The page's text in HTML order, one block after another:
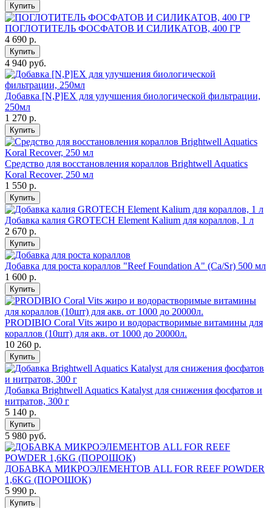
Купить
ПОГЛОТИТЕЛЬ ФОСФАТОВ И СИЛИКАТОВ, 400 ГР
4 690 р.
Купить
4 940 руб.
Добавка [N,P]EX для улучшения биологической фильтрации,
250мл
1 270 р.
Купить
Средство для восстановления кораллов Brightwell Aquatics
Koral Recover, 250 мл
1 550 р.
Купить
Добавка калия GROTECH Element Kalium для кораллов, 1 л
2 670 р.
Купить
Добавка для роста кораллов "Reef Foundation A" (Ca/Sr) 500 мл
1 600 р.
Купить
PRODIBIO Coral Vits жиро и водорастворимые витамины для
кораллов (10шт) для акв. от 1000 до 20000л.
10 260 р.
Купить
Добавка Brightwell Aquatics Katalyst для снижения фосфатов и
нитратов, 300 г
5 140 р.
Купить
5 980 руб.
ДОБАВКА МИКРОЭЛЕМЕНТОВ ALL FOR REEF POWDER
1,6KG (ПОРОШОК)
5 990 р.
Купить